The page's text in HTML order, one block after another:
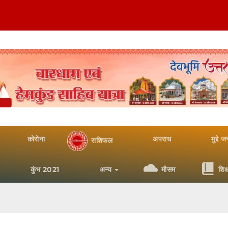
कोरोना राशिफल अपराध मुद्दे
कुंभ 2021 अन्य मौसम